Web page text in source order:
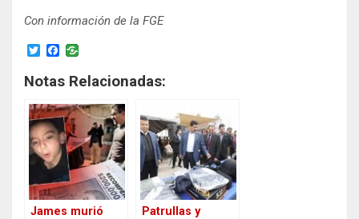
Con información de la FGE
T
i
t
t
e
r
F
c
e
b
o
o
k
Notas Relacionadas:
James murió
Patrullas y